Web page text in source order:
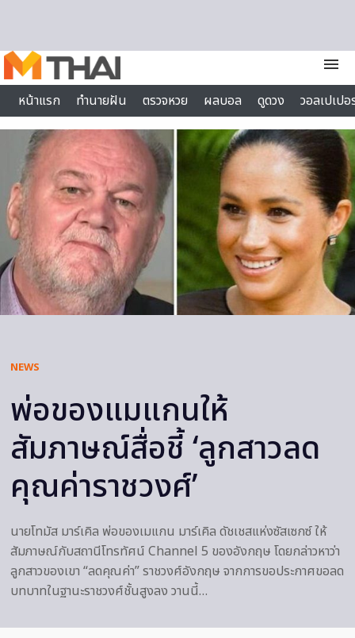
menu
หน้าแรก
ทำนายฝัน ตรวจหวย ผลบอล ดูดวง
วอลเปเป
ไลฟ์สไตล์
NEWS
พ่อของแมแกนให้
สัมภาษณ์สื่อชี้ ‘ลูกสาวลด
คุณค่าราชวงศ์’
นายโทมัส มาร์เคิล พ่อของเมแกน มาร์เคิล ดัชเชสแห่งซัสเซกซ์ ให้
สัมภาษณ์กับสถานีโทรทัศน์ Channel 5 ของอังกฤษ โดยกล่าวหาว่า
ลูกสาวของเขา “ลดคุณค่า” ราชวงศ์อังกฤษ จากการขอประกาศขอลด
บทบาทในฐานะราชวงศ์ชั้นสูงลง วานนี้…